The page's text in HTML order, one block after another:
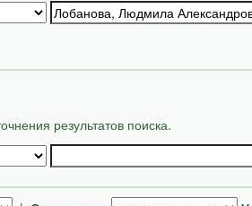
результатов поиска.